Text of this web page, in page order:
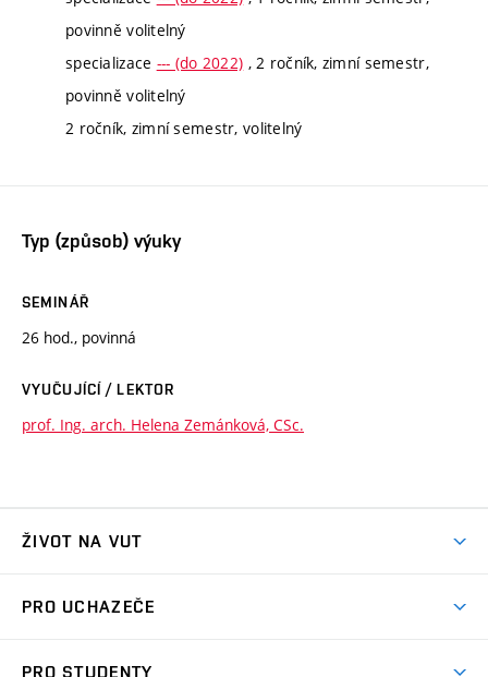
povinně volitelný
specializace --- (do 2022) , 2 ročník, zimní semestr,
povinně volitelný
2 ročník, zimní semestr, volitelný
Typ (způsob) výuky
SEMINÁŘ
26 hod., povinná
VYUČUJÍCÍ / LEKTOR
prof. Ing. arch. Helena Zemánková, CSc.
ŽIVOT NA VUT
Koleje
PRO UCHAZEČE
PRO STUDENTY